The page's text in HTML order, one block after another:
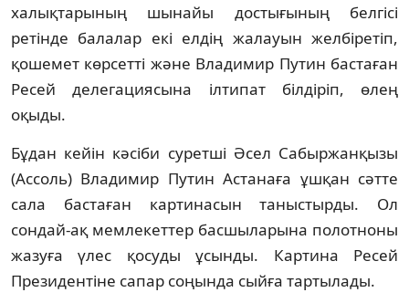
халықтарының шынайы достығының белгісі
ретінде балалар екі елдің жалауын желбіретіп,
қошемет көрсетті және Владимир Путин бастаған
Ресей делегациясына ілтипат білдіріп, өлең
оқыды.
Бұдан кейін кәсіби суретші Әсел Сабыржанқызы
(Ассоль) Владимир Путин Астанаға ұшқан сәтте
сала бастаған картинасын таныстырды. Ол
сондай-ақ мемлекеттер басшыларына полотноны
жазуға үлес қосуды ұсынды. Картина Ресей
Президентіне сапар соңында сыйға тартылады.